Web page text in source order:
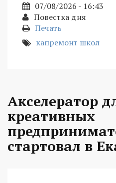
07/08/2026 - 16:43
Повестка дня
Печать
капремонт школ
Акселератор
креативных
стартовал в